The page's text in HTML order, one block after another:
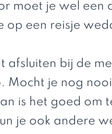
moet je wel een
op een reisje
afsluiten bij de
Mocht je nog
is het goed om
je ook andere